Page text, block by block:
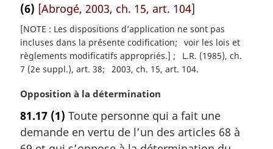
(6) [Abrogé, 2003, ch. 15, art. 104]
[NOTE : Les dispositions d’application ne sont pas
incluses dans la présente codification
voir les lois et
règlements modificatifs appropriés.]
L.R. (1985), ch.
7 (2e suppl.), art. 38
2003, ch. 15, art. 104
N
t
e
Opposition à la détermination
81.17 (1) Toute personne qui a fait une
demande en vertu de l’un des articles 68 à